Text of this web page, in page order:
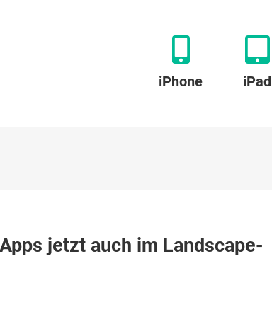
iPhone iPad
jetzt auch im Landscape-